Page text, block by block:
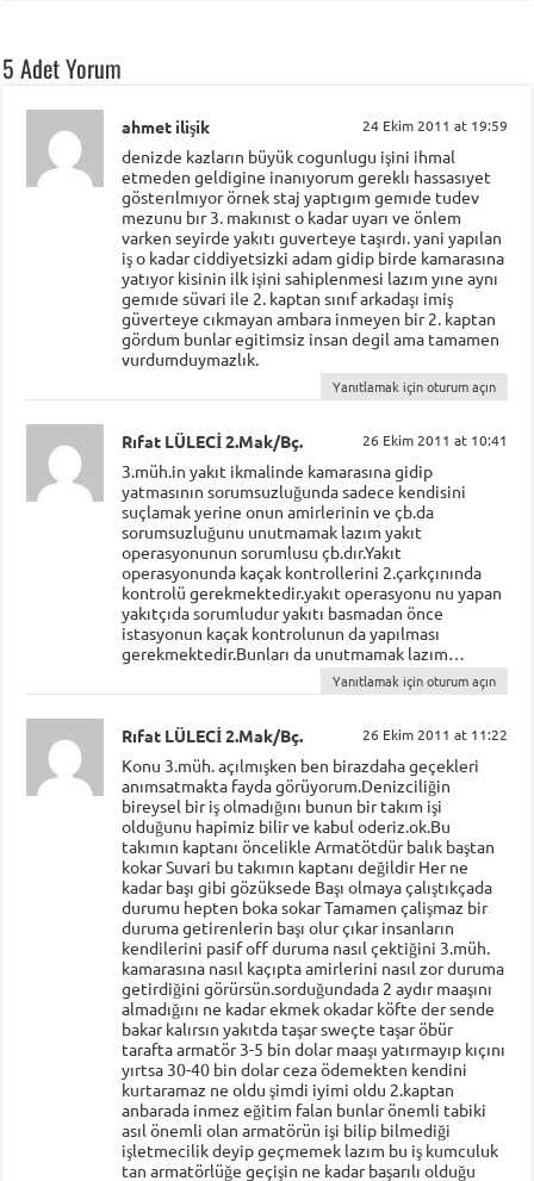
5 Adet Yorum
ahmet ilişik 24 Ekim 2011 at 19:59
denizde kazların büyük cogunlugu işini ihmal
etmeden geldigine inanıyorum gereklı hassasıyet
gösterılmıyor örnek staj yaptıgım gemıde tudev
mezunu bır 3. makınıst o kadar uyarı ve önlem
varken seyirde yakıtı guverteye taşırdı. yani yapılan
iş o kadar ciddiyetsizki adam gidip birde kamarasına
yatıyor kisinin ilk işini sahiplenmesi lazım yıne aynı
gemıde süvari ile 2. kaptan sınıf arkadaşı imiş
güverteye cıkmayan ambara inmeyen bir 2. kaptan
gördum bunlar egitimsiz insan degil ama tamamen
vurdumduymazlık.
Yanıtlamak için oturum açın
Rıfat LÜLECİ 2.Mak/Bç. 26 Ekim 2011 at 10:41
3.müh.in yakıt ikmalinde kamarasına gidip
yatmasının sorumsuzluğunda sadece kendisini
suçlamak yerine onun amirlerinin ve çb.da
sorumsuzluğunu unutmamak lazım yakıt
operasyonunun sorumlusu çb.dır.Yakıt
operasyonunda kaçak kontrollerini 2.çarkçınında
kontrolü gerekmektedir.yakıt operasyonu nu yapan
yakıtçıda sorumludur yakıtı basmadan önce
istasyonun kaçak kontrolunun da yapılması
gerekmektedir.Bunları da unutmamak lazım…
Yanıtlamak için oturum açın
Rıfat LÜLECİ 2.Mak/Bç. 26 Ekim 2011 at 11:22
Konu 3.müh. açılmışken ben birazdaha geçekleri
anımsatmakta fayda görüyorum.Denizciliğin
bireysel bir iş olmadığını bunun bir takım işi
olduğunu hapimiz bilir ve kabul oderiz.ok.Bu
takımın kaptanı öncelikle Armatötdür balık baştan
kokar Suvari bu takımın kaptanı değildir Her ne
kadar başı gibi gözüksede Başı olmaya çalıştıkçada
durumu hepten boka sokar Tamamen çalişmaz bir
duruma getirenlerin başı olur çıkar insanların
kendilerini pasif off duruma nasıl çektiğini 3.müh.
kamarasına nasıl kaçıpta amirlerini nasıl zor duruma
getirdiğini görürsün.sorduğundada 2 aydır maaşını
almadığını ne kadar ekmek okadar köfte der sende
bakar kalırsın yakıtda taşar sweçte taşar öbür
tarafta armatör 3-5 bin dolar maaşı yatırmayıp kıçını
yırtsa 30-40 bin dolar ceza ödemekten kendini
kurtaramaz ne oldu şimdi iyimi oldu 2.kaptan
anbarada inmez eğitim falan bunlar önemli tabiki
asıl önemli olan armatörün işi bilip bilmediği
işletmecilik deyip geçmemek lazım bu iş kumculuk
tan armatörlüğe geçişin ne kadar başarılı olduğu